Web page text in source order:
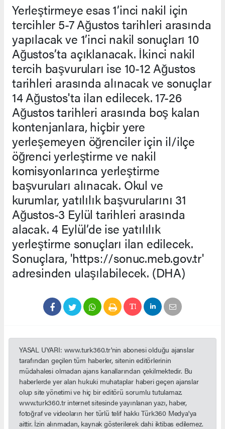
Yerleştirmeye esas 1’inci nakil için
tercihler 5-7 Ağustos tarihleri arasında
yapılacak ve 1’inci nakil sonuçları 10
Ağustos’ta açıklanacak. İkinci nakil
tercih başvuruları ise 10-12 Ağustos
tarihleri arasında alınacak ve sonuçlar
14 Ağustos'ta ilan edilecek. 17-26
Ağustos tarihleri arasında boş kalan
kontenjanlara, hiçbir yere
yerleşemeyen öğrenciler için il/ilçe
öğrenci yerleştirme ve nakil
komisyonlarınca yerleştirme
başvuruları alınacak. Okul ve
kurumlar, yatılılık başvurularını 31
Ağustos-3 Eylül tarihleri arasında
alacak. 4 Eylül’de ise yatılılık
yerleştirme sonuçları ilan edilecek.
Sonuçlara, 'https://sonuc.meb.gov.tr'
adresinden ulaşılabilecek. (DHA)
YASAL UYARI: www.turk360.tr'nin abonesi olduğu ajanslar
tarafından geçilen tüm haberler, sitenin editörlerinin
müdahalesi olmadan ajans kanallarından çekilmektedir. Bu
haberlerde yer alan hukuki muhataplar haberi geçen ajanslar
olup site yönetimi ve hiç bir editörü sorumlu tutulamaz.
www.turk360.tr internet sitesinde yayınlanan yazı, haber,
fotoğraf ve videoların her türlü telif hakkı Türk360 Medya'ya
aittir. İzin alınmadan, kaynak gösterilerek dahi iktibas edilemez.